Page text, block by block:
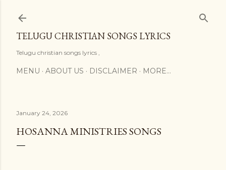
TELUGU CHRISTIAN SONGS LYRICS
Telugu christian songs lyrics ,
MENU ABOUT US DISCLAIMER MORE…
January 24, 2026
HOSANNA MINISTRIES SONGS